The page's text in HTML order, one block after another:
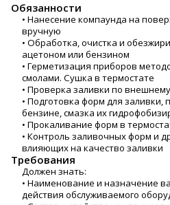
Обязанности
• Нанесение компаунда на
вручную
• Обработка, очистка и
ацетоном или бензином
• Герметизация приборов
смолами. Сушка в термостате
• Проверка заливки по
• Подготовка форм для
бензине, смазка их
• Прокаливание форм в
• Контроль заливочных форм и
влияющих на качество заливки
Требования
Должен знать:
• Наименование и назначение
действия обслуживаемого